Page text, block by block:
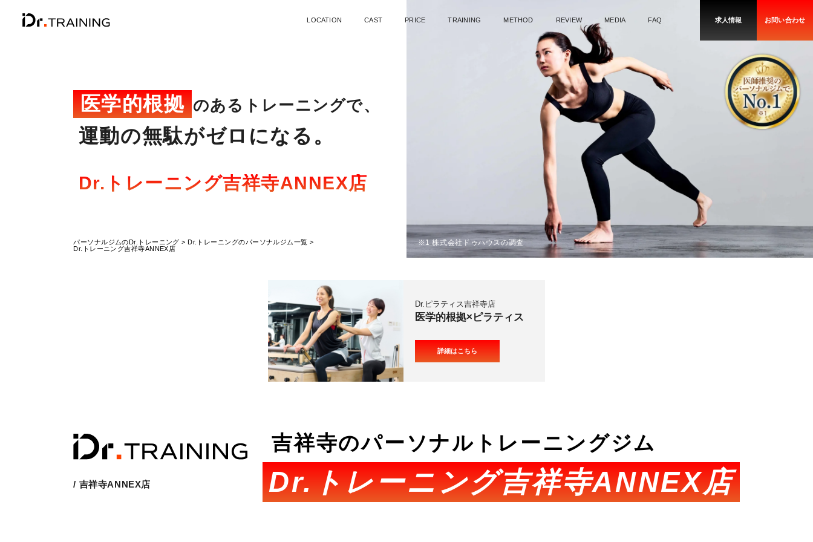
医学的根拠 のあるトレーニングで、
運動の無駄がゼロになる。
Dr.トレーニング吉祥寺ANNEX店
パーソナルジムのDr.トレーニング
Dr.トレーニングのパーソナルジム一覧
Dr.トレーニング吉祥寺ANNEX店
※1 株式会社ドゥハウスの調査
Dr.ピラティス吉祥寺店
医学的根拠×ピラティス
詳細はこちら
/ 吉祥寺ANNEX店
吉祥寺のパーソナルトレーニングジム
Dr.トレーニング吉祥寺ANNEX店
LOCATION CAST PRICE TRAINING METHOD REVIEW MEDIA FAQ 求人情報 お問い合わせ